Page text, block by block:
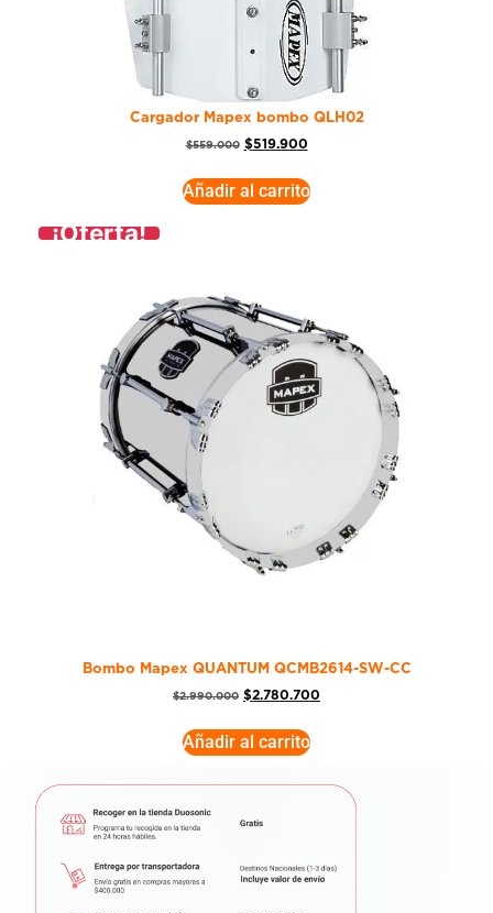
Cargador Mapex bombo QLH02
$559.000 $519.900
Añadir al carrito
¡Oferta!
Bombo Mapex QUANTUM QCMB2614-SW-CC
$2.990.000 $2.780.700
Añadir al carrito